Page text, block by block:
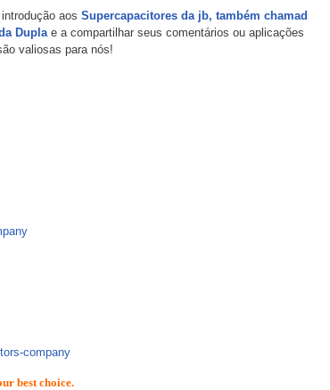
aos Supercapacitores da jb, também chamad
Duplae a compartilhar seus comentários ou aplicações
valiosas para nós!
company
best choice.